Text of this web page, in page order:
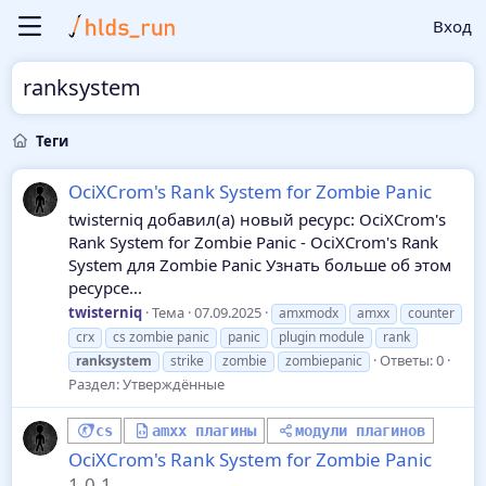
Вход
ranksystem
Теги
OciXCrom's Rank System for Zombie Panic
twisterniq добавил(а) новый ресурс: OciXCrom's
Rank System for Zombie Panic - OciXCrom's Rank
System для Zombie Panic Узнать больше об этом
ресурсе...
twisterniq Тема 07.09.2025 amxmodx amxx
counter
crx
cs zombie panic panic plugin module
rank
ranksystem
strike zombie zombiepanic
Ответы: 0
Раздел:Утверждённые
cs amxx плагины модули плагинов
OciXCrom's Rank System for Zombie Panic